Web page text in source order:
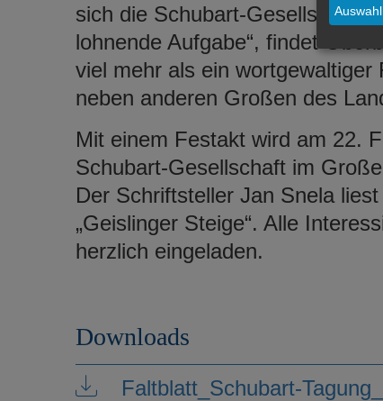
sich die Schubart-Gesellschaft
lohnende Aufgabe“, findet
viel mehr als ein
neben anderen Großen des
Mit einem Festakt wird am 22.
Schubart-Gesellschaft im
Der Schriftsteller Jan Snela
„Geislinger Steige“. Alle
herzlich eingeladen.
Downloads
Faltblatt_Schubart-